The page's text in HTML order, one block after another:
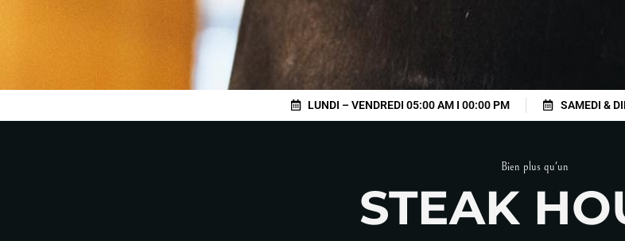
LUNDI – VENDREDI 05:00 AM I 00:00 PM SAMEDI &
Bien plus qu'un
STEAK